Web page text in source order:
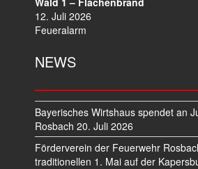
12. Juli 2026
Feueralarm
NEWS
Bayerisches Wirtshaus spendet an
Rosbach 20. Juli 2026
Förderverein der Feuerwehr
traditionellen 1. Mai auf der